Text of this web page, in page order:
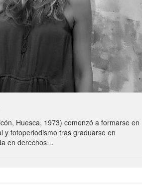
Huesca, 1973) comenzó a formarse en
y fotoperiodismo tras graduarse en
en derechos…